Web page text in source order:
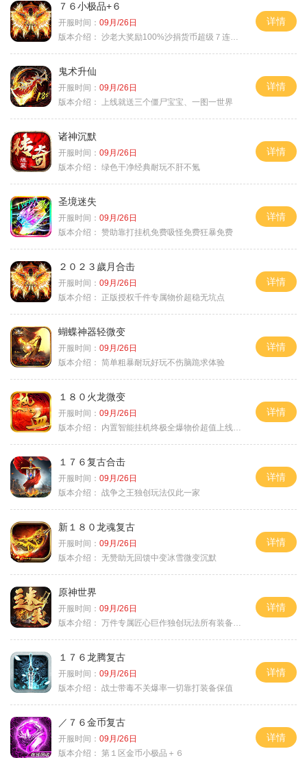
７６小极品+６
开服时间： 09月/26日
版本介绍： 沙老大奖励100%沙捐货币超级７连鞭尸
详情
鬼术升仙
开服时间： 09月/26日
版本介绍：
上线就送三个僵尸宝宝、一图一世界
详情
诸神沉默
开服时间： 09月/26日
版本介绍： 绿色干净经典耐玩不肝不氪
详情
圣境迷失
开服时间： 09月/26日
版本介绍： 赞助靠打挂机免费吸怪免费狂暴免费
详情
２０２３歲月合击
开服时间： 09月/26日
版本介绍：
正版授权千件专属物价超稳无坑点
详情
蝴蝶神器轻微变
开服时间： 09月/26日
版本介绍： 简单粗暴耐玩好玩不伤脑跪求体验
详情
１８０火龙微变
开服时间： 09月/26日
版本介绍：
内置智能挂机终极全爆物价超值上线送神器
详情
１７６复古合击
开服时间： 09月/26日
版本介绍： 战争之王独创玩法仅此一家
详情
新１８０龙魂复古
开服时间： 09月/26日
版本介绍： 无赞助无回馈中变冰雪微变沉默
详情
原神世界
开服时间： 09月/26日
版本介绍： 万件专属匠心巨作独创玩法所有装备靠打
详情
１７６龙腾复古
开服时间： 09月/26日
版本介绍： 战士带毒不关爆率一切靠打装备保值
详情
／７６金币复古
开服时间： 09月/26日
版本介绍： 第１区金币小极品＋６
详情